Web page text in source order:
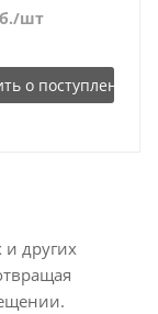
/шт
о поступлении
и других